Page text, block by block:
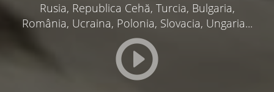
Rusia, Republica Cehă, Turcia, Bulgaria,
România, Ucraina, Polonia, Slovacia, Ungaria...